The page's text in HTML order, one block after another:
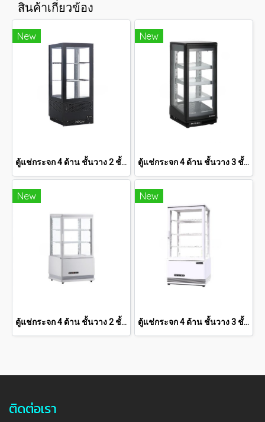
สินค้าเกี่ยวข้อง
New
ตู้แช่กระจก 4 ด้าน ชั้นวาง 2 ชั้น SANDEN 2.8 คิว SAG-0803
New
ตู้แช่กระจก 4 ด้าน ชั้นวาง 3 ชั้น SANDEN 3.3 คิว SAG-0905
New
ตู้แช่กระจก 4 ด้าน ชั้นวาง 2 ชั้น SANDEN 2.1 คิว SAG-0585C
New
ตู้แช่กระจก 4 ด้าน ชั้นวาง 3 ชั้น SANDEN 2.8 คิว SAG-0785C-WHITE
ติดต่อเรา